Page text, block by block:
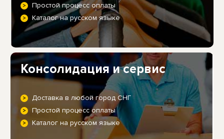
Простой процесс оплаты
Каталог на русском языке
Консолидация и сервис
Доставка в любой город СНГ
Простой процесс оплаты
Каталог на русском языке